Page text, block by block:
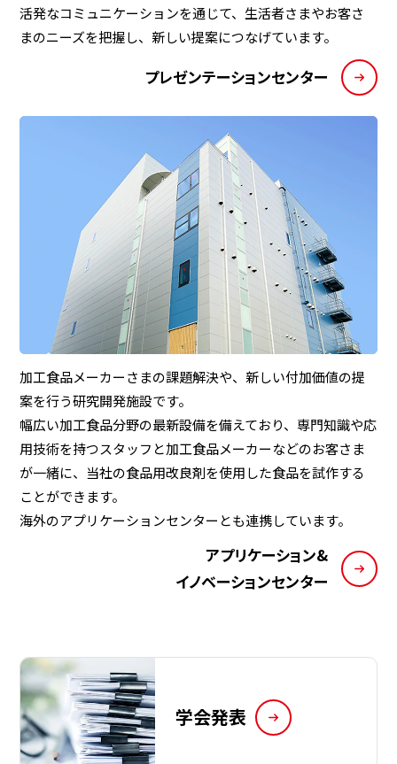
活発なコミュニケーションを通じて、生活者さまやお客さ
まのニーズを把握し、新しい提案につなげています。
プレゼンテーションセンター
加工食品メーカーさまの課題解決や、新しい付加価値の提
案を行う研究開発施設です。
幅広い加工食品分野の最新設備を備えており、専門知識や応
用技術を持つスタッフと加工食品メーカーなどのお客さま
が一緒に、当社の食品用改良剤を使用した食品を試作する
ことができます。
海外のアプリケーションセンターとも連携しています。
アプリケーション&
イノベーションセンター
学会発表